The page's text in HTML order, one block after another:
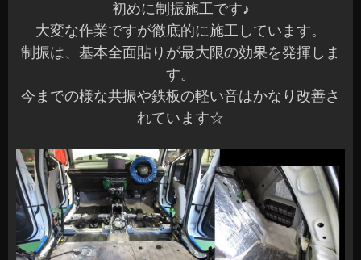
初めに制振施工です♪
大変な作業ですが徹底的に施工しています。
制振は、基本全面貼りが最大限の効果を発揮しま
す。
今までの様な共振や鉄板の軽い音はかなり改善さ
れています☆